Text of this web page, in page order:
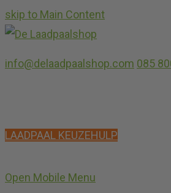
skip to Main Content
info@delaadpaalshop.com 085
LAADPAAL KEUZEHULP
Open Mobile Menu